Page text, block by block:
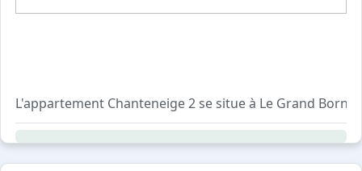
L'appartement Chanteneige 2 se situe à Le Grand
La résidence CHANTENEIGE 2 est située dans le lieu
Les Plus de cette location à la montagne : secteur